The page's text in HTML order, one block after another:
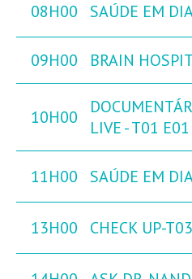
08H00 SAÚDE EM
09H00 BRAIN
10H00
LIVE - T01 E01
11H00 SAÚDE EM
13H00 CHECK UP-